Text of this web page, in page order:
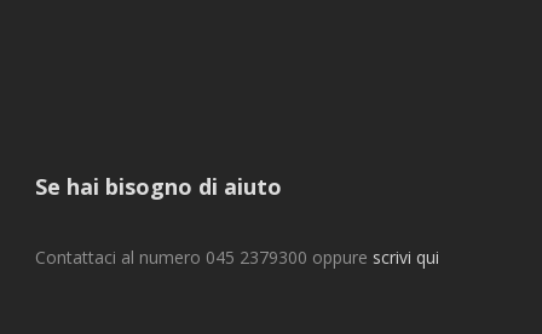
Se hai bisogno di aiuto
Contattaci al numero 045 2379300 oppure scrivi qui